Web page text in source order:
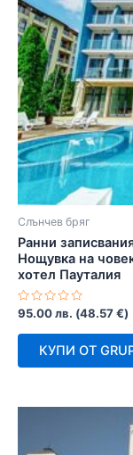
Слънчев бряг
Ранни
Нощувка на
хотел Пауталия
Оценено
0
95.00лв. (48.57€)
КУПИ ОТ